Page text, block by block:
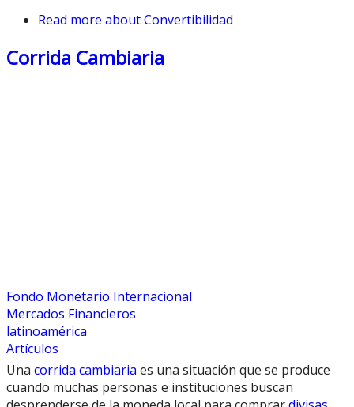
Read more about Convertibilidad
Corrida Cambiaria
Fondo Monetario Internacional
Mercados Financieros
latinoamérica
Artículos
Una corrida cambiaria es una situación que se produce
cuando muchas personas e instituciones buscan